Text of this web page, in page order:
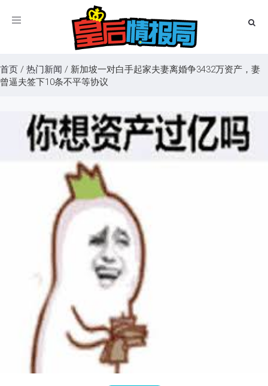
Toggle
首页 / 热门新闻 / 新加坡一对白手起家夫妻离婚争3432万资产，妻
曾逼夫签下10条不平等协议